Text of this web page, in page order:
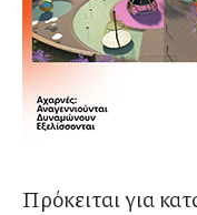
Πρόκειται για